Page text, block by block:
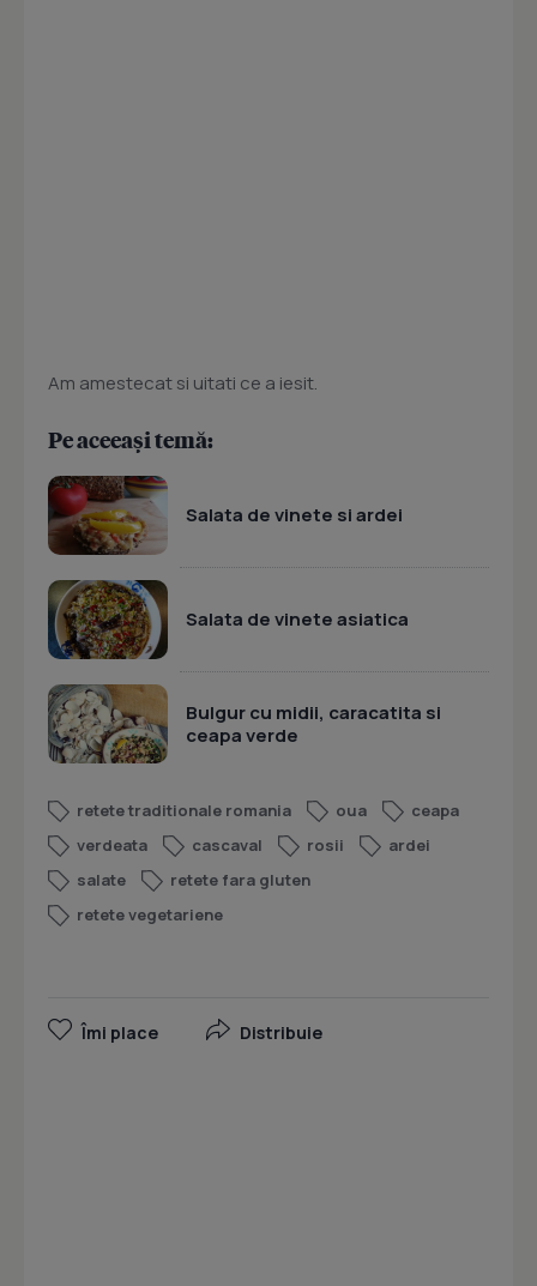
Am amestecat si uitati ce a iesit.
Pe aceeași temă:
Salata de vinete si ardei
Salata de vinete asiatica
Bulgur cu midii, caracatita si
ceapa verde
retete traditionale romania oua
ceapa
verdeata
cascaval rosii
ardei
salate
retete fara gluten
retete vegetariene
Îmi place Distribuie